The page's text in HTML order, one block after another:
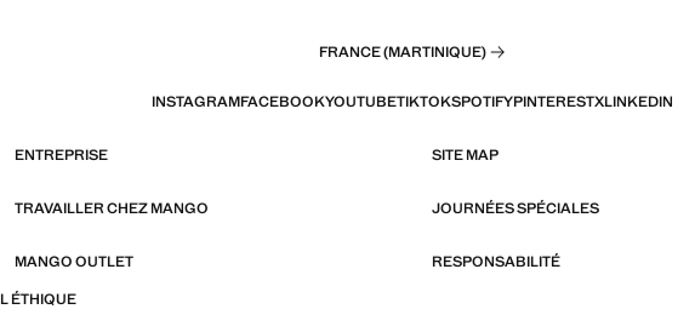
FRANCE (MARTINIQUE)
INSTAGRAMFACEBOOKYOUTUBETIKTOKSPOTIFYPINTERESTXLINKEDIN
ENTREPRISE SITE MAP
TRAVAILLER CHEZ MANGO JOURNÉES SPÉCIALES
MANGO OUTLET RESPONSABILITÉ
ÉTHIQUE